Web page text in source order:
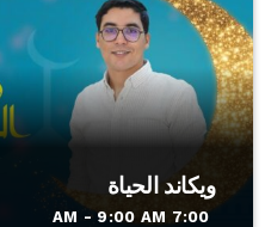
ويكاند الحياة
7:00 AM - 9:00 AM